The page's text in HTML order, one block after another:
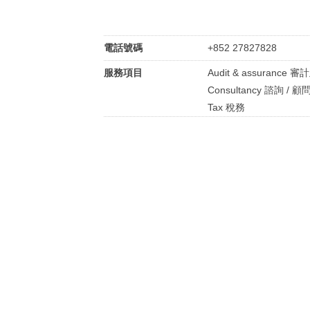
電話號碼 +852 27827828
服務項目
Audit & assurance 審
Consultancy 諮詢 / 顧問
Tax 稅務